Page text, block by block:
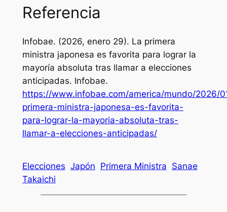
Referencia
Infobae. (2026, enero 29). La primera
ministra japonesa es favorita para lograr la
mayoría absoluta tras llamar a elecciones
anticipadas. Infobae.
https://www.infobae.com/america/mundo/2026/
primera-ministra-japonesa-es-favorita-
para-lograr-la-mayoria-absoluta-tras-
llamar-a-elecciones-anticipadas/
Elecciones Japón Primera Ministra Sanae
Takaichi